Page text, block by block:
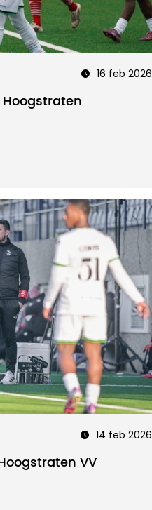
16 feb 2026
14 feb 2026
VV